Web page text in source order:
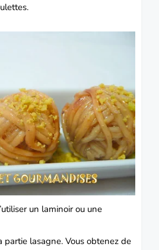
un laminoir ou une
partie lasagne. Vous obtenez de